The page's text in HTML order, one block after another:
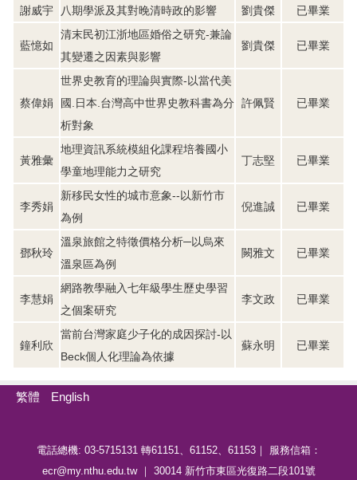
謝威宇 八期學派及其對晚清時政的影響 劉貴傑 已畢業
藍憶如
清末民初江浙地區婚俗之研究-兼論
其變遷之因素與影響
劉貴傑 已畢業
蔡偉娟
世界史教育的理論與實際-以當代美
國.日本.台灣高中世界史教科書為分
析對象
許佩賢 已畢業
黃雅彙
地理資訊系統模組化課程培養國小
學童地理能力之研究
丁志堅 已畢業
李秀娟
新移民女性的城市意象--以新竹市
為例
倪進誠 已畢業
鄧秋玲
溫泉旅館之特徵價格分析─以烏來
溫泉區為例
闕雅文 已畢業
李慧娟
網路教學融入七年級學生歷史學習
之個案研究
李文政 已畢業
鐘利欣
當前台灣家庭少子化的成因探討-以
Beck個人化理論為依據
蘇永明 已畢業
繁體 English
電話總機: 03-5715131 轉61151、61152、61153｜ 服務信箱：
ecr@my.nthu.edu.tw ｜ 30014 新竹市東區光復路二段101號